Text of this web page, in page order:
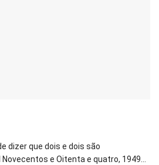
dizer que dois e dois são
e Oitenta e quatro, 1949...